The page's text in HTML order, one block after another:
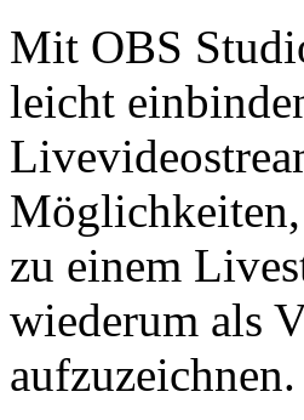
Mit OBS
leicht
zu einem
wiederum als
aufzuzeichnen.